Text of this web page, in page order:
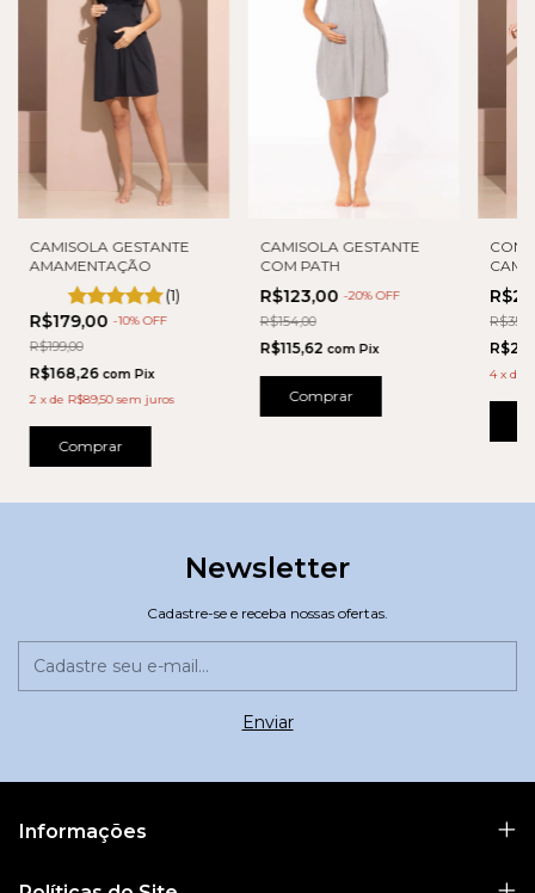
CAMISOLA GESTANTE
AMAMENTAÇÃO
(1)
R$179,00 -10% OFF
R$199,00
R$168,26 com Pix
2 xde R$89,50 sem juros
Comprar
CAMISOLA GESTANTE
COM PATH
R$123,00 -20% OFF
R$154,00
R$115,62 com Pix
Comprar
4 x de
Newsletter
Cadastre-se e receba nossas ofertas.
Informações